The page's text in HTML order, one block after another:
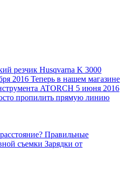
резчик Husqvarna K 3000
2016 Теперь в нашем магазине
ATORCH 5 июня 2016
пропилить прямую линию
Правильные
съемки Зарядки от